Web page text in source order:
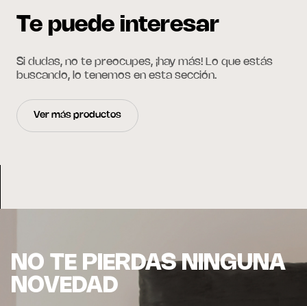
Te puede interesar
Si dudas, no te preocupes, ¡hay más! Lo que estás
buscando, lo tenemos en esta sección.
Ver más productos
NO TE PIERDAS NINGUNA
NOVEDAD